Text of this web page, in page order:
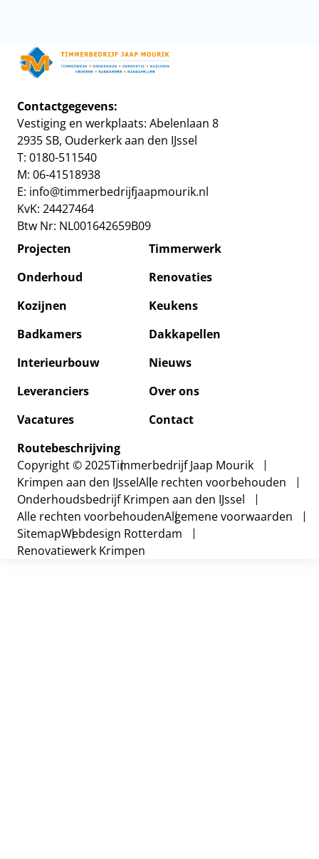
Over
Contactgegevens:
Vestiging en werkplaats: Abelenlaan 8
2935 SB, Ouderkerk aan den IJssel
T: 0180-511540
M: 06-41518938
E: info@timmerbedrijfjaapmourik.nl
KvK: 24427464
Btw Nr: NL001642659B09
Projecten
Timmerwerk
Onderhoud
Renovaties
Kozijnen
Keukens
Badkamers
Dakkapellen
Interieurbouw
Nieuws
Leveranciers
Over ons
Vacatures
Contact
Routebeschrijving
Copyright © 2025Timmerbedrijf Jaap Mourik
Krimpen aan den IJsselAlle rechten voorbehouden
Onderhoudsbedrijf Krimpen aan den IJssel
Alle rechten voorbehoudenAlgemene voorwaarden
SitemapWebdesign Rotterdam
Renovatiewerk Krimpen